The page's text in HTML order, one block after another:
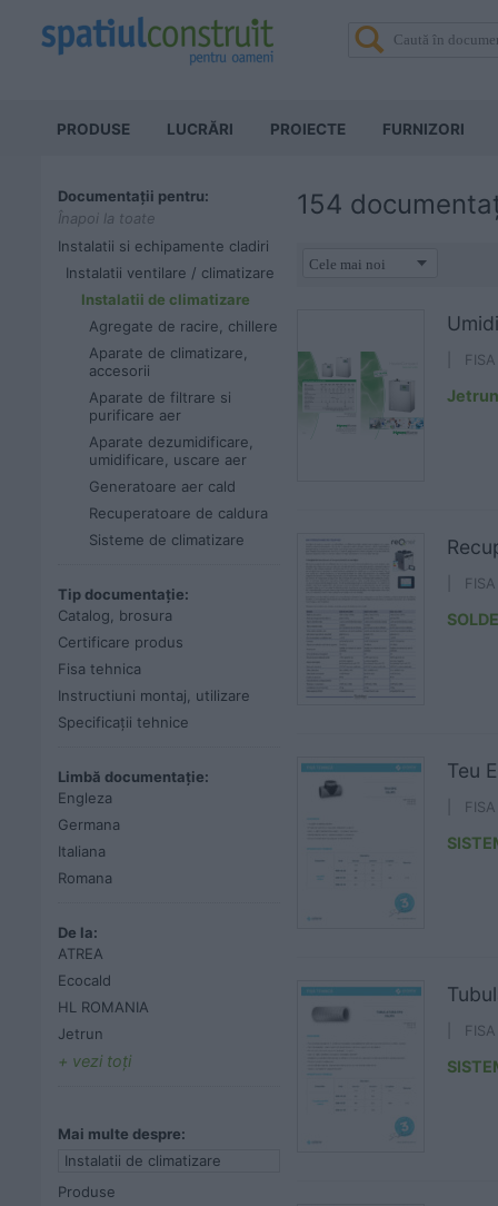
PRODUSE LUCRĂRI PROIECTE FURNIZORI
Documentații pentru:
Înapoi la toate
Instalatii si echipamente cladiri
Instalatii ventilare / climatizare
Instalatii de climatizare
Agregate de racire, chillere
Aparate de climatizare,
accesorii
Aparate de filtrare si
purificare aer
Aparate dezumidificare,
umidificare, uscare aer
Generatoare aer cald
Recuperatoare de caldura
Sisteme de climatizare
Tip documentație:
Catalog, brosura
Certificare produs
Fisa tehnica
Instructiuni montaj, utilizare
Specificații tehnice
Limbă documentație:
Engleza
Germana
Italiana
Romana
De la:
ATREA
Ecocald
HL ROMANIA
Jetrun
vezi toţi
Mai multe despre:
Instalatii de climatizare
Produse
154
|
Jetrun
|
Teu
|
|